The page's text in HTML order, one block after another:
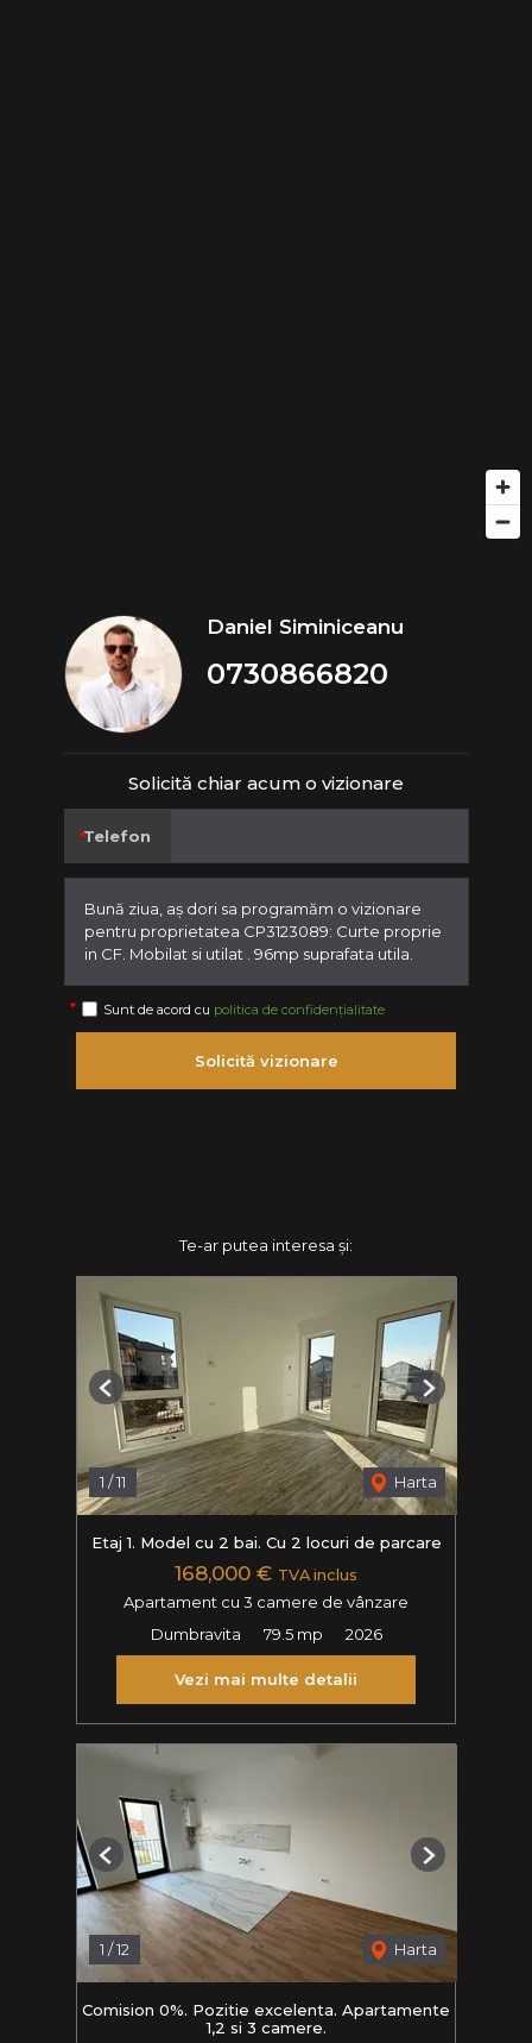
Daniel Siminiceanu
0730866820
Solicită chiar acum o vizionare
Telefon
Sunt de acord cu politica de confidențialitate
Solicită vizionare
Te-ar putea interesa și:
1 /11 Harta
Previous Next
Etaj 1. Model cu 2 bai. Cu 2 locuri de parcare
168,000 € TVA inclus
Apartament cu 3 camere de vânzare
Dumbravita
79.5 mp 2026
Vezi mai multe detalii
1 /12 Harta
Previous Next
Comision 0%. Pozitie excelenta. Apartamente
1,2 si 3 camere.